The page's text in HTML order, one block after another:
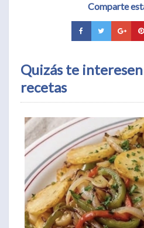
Comparte
Quizás te
recetas